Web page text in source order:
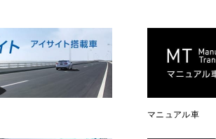
マニュアル車